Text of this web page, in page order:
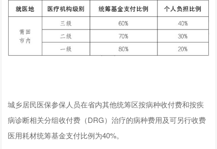
城乡居民医保参保人员在省内其他统筹区按病种收付费和按疾
病诊断相关分组收付费（DRG）治疗的病种费用及可另行收费
医用耗材统筹基金支付比例为40%。